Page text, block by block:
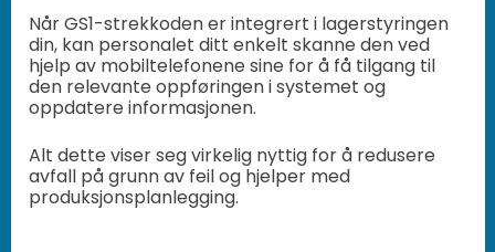
Når GS1-strekkoden er integrert i lagerstyringen
din, kan personalet ditt enkelt skanne den ved
hjelp av mobiltelefonene sine for å få tilgang til
den relevante oppføringen i systemet og
oppdatere informasjonen.
Alt dette viser seg virkelig nyttig for å redusere
avfall på grunn av feil og hjelper med
produksjonsplanlegging.